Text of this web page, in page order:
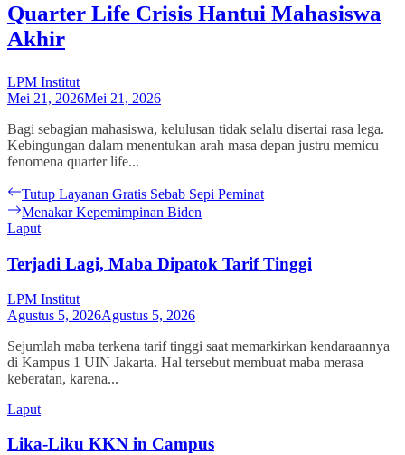
Quarter Life Crisis Hantui Mahasiswa
Akhir
LPM Institut
Mei 21, 2026Mei 21, 2026
Bagi sebagian mahasiswa, kelulusan tidak selalu disertai rasa lega.
Kebingungan dalam menentukan arah masa depan justru memicu
fenomena quarter life...
Navigasi
pos
Previous
post:
Tutup Layanan Gratis Sebab Sepi Peminat
Next
post:
Menakar Kepemimpinan Biden
Laput
Terjadi Lagi, Maba Dipatok Tarif Tinggi
LPM Institut
Agustus 5, 2026Agustus 5, 2026
Sejumlah maba terkena tarif tinggi saat memarkirkan kendaraannya
di Kampus 1 UIN Jakarta. Hal tersebut membuat maba merasa
keberatan, karena...
Laput
Lika-Liku KKN in Campus